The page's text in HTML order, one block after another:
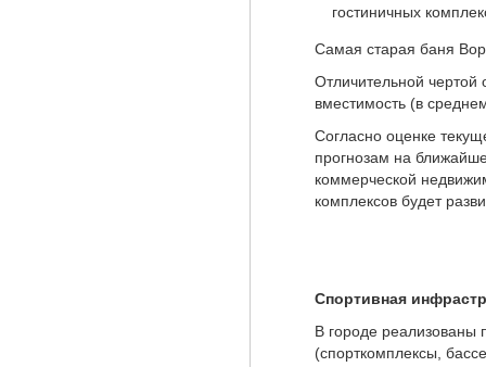
гостиничных
Самая старая баня
Отличительной
вместимость (в
Согласно оценке
прогнозам на
коммерческой
комплексов будет
Спортивная
В городе реализованы
(спорткомплексы,